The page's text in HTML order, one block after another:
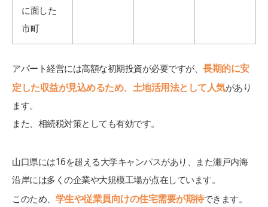
に面した
市町
アパート経営には高額な初期投資が必要ですが、 長期的に安
定した収益が見込めるため、土地活用法として人気があり
ます。
また、相続税対策としても有効です。
山口県には16を超える大学キャンパスがあり、また瀬戸内海
沿岸には多くの企業や大規模工場が点在しています。
このため、 学生や従業員向けの住宅需要が期待できます。